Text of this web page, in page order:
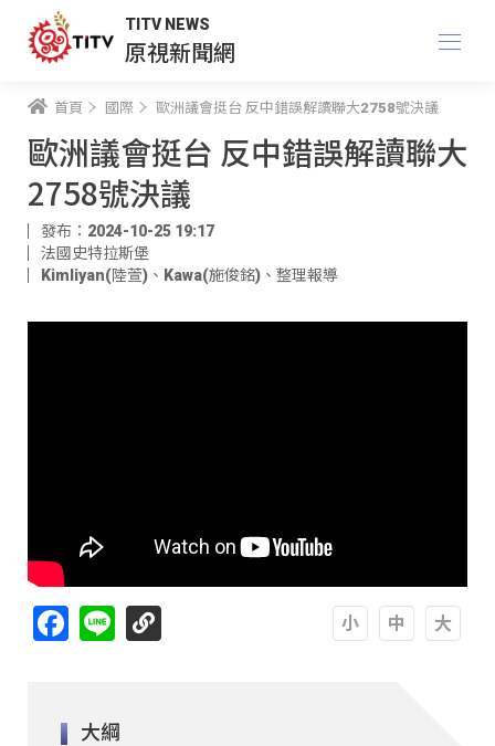
TITV NEWS
原視新聞網
首頁 國際 歐洲議會挺台 反中錯誤解讀聯大2758號決議
歐洲議會挺台 反中錯誤解讀聯大
2758號決議
發布：2024-10-25 19:17
法國史特拉斯堡
Kimliyan(陸萱) 、 Kawa(施俊銘) 、 整理報導
Facebook
Line
大綱